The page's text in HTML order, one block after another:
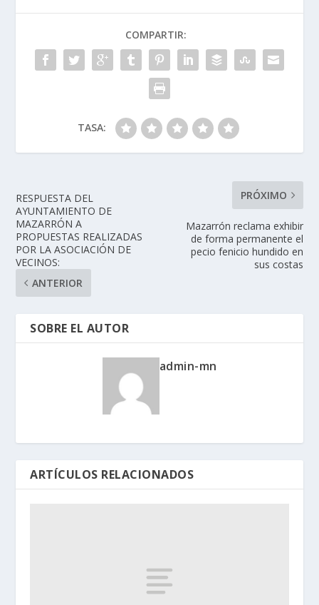
COMPARTIR:
TASA:
RESPUESTA DEL
AYUNTAMIENTO DE
MAZARRÓN A
PROPUESTAS REALIZADAS
POR LA ASOCIACIÓN DE
VECINOS:
ANTERIOR
PRÓXIMO
Mazarrón reclama exhibir
de forma permanente el
pecio fenicio hundido en
sus costas
SOBRE EL AUTOR
admin-mn
ARTÍCULOS RELACIONADOS